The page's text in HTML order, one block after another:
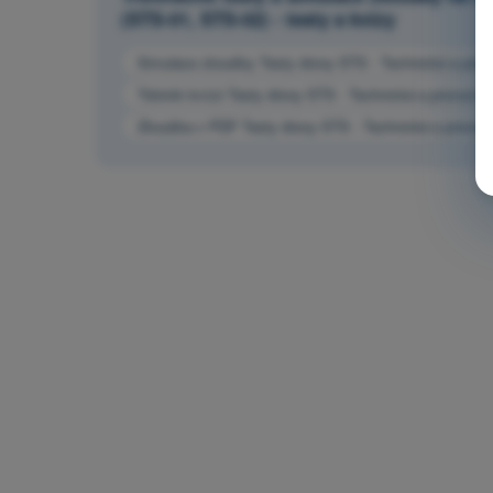
(STS-01, STS-02) - testy a kvízy
Simulace zkoušky Testy drony STS - Technická a
Trénink kvízů Testy drony STS - Technická a
Zkouška v PDF Testy drony STS - Technická a